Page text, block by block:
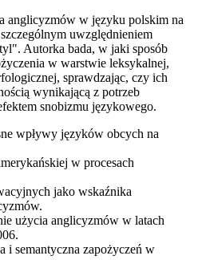
anglicyzmów w języku polskim na
uwzględnieniem
Autorka bada, w jaki sposób
w warstwie leksykalnej,
sprawdzając, czy ich
wynikającą z potrzeb
snobizmu językowego.
wpływy języków obcych na
w procesach
jako wskaźnika
użycia anglicyzmów w latach
i semantyczna zapożyczeń w